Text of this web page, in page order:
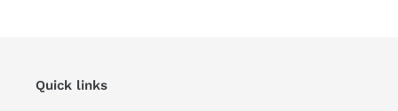
Quick links